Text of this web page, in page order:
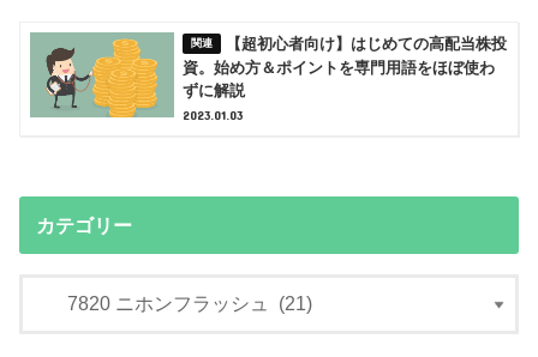
【超初心者向け】はじめての高配当株投
資。始め方＆ポイントを専門用語をほぼ使わ
ずに解説
2023.01.03
カテゴリー